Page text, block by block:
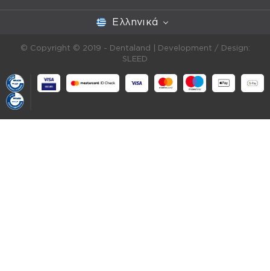
Ελληνικά
© Copyright © 2019 - Dentaland |
Development / Design:
SLEED